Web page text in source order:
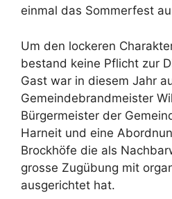
einmal das Sommerfest
Um den lockeren
bestand keine Pflicht zur
Gast war in diesem Jahr
Gemeindebrandmeister
Bürgermeister der
Harneit und eine
Brockhöfe die als
grosse Zugübung mit
ausgerichtet hat.